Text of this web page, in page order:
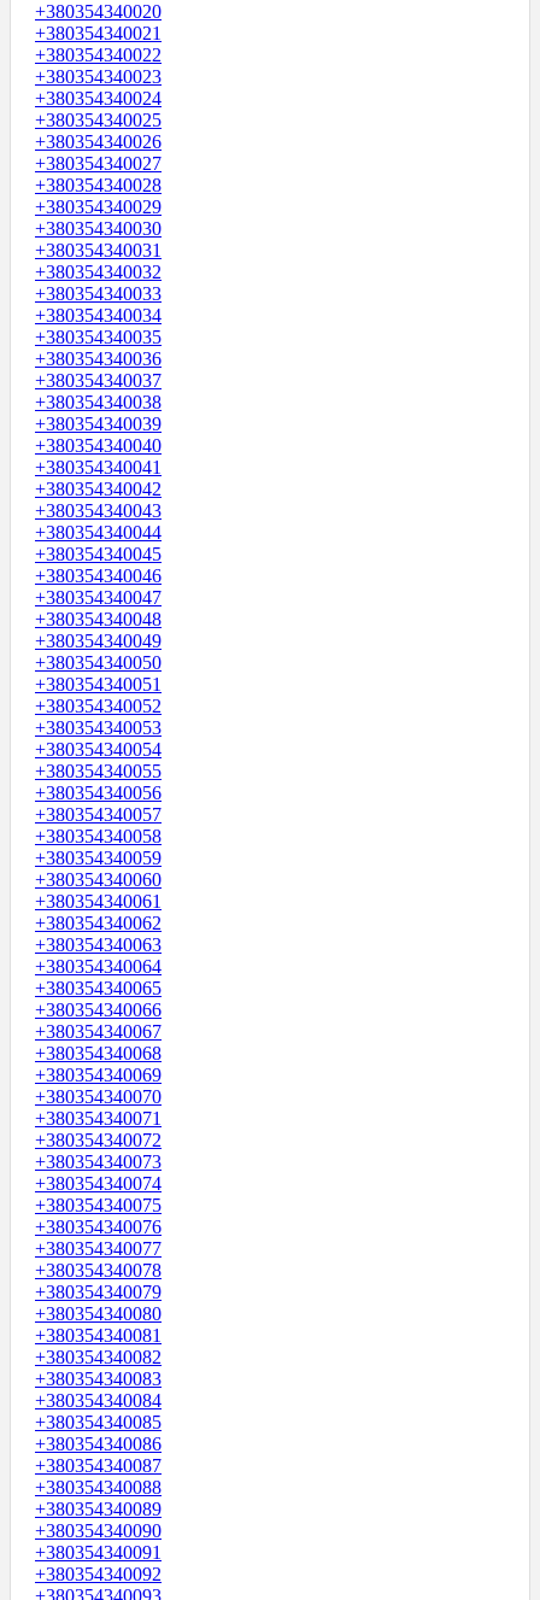
+380354340020
+380354340021
+380354340022
+380354340023
+380354340024
+380354340025
+380354340026
+380354340027
+380354340028
+380354340029
+380354340030
+380354340031
+380354340032
+380354340033
+380354340034
+380354340035
+380354340036
+380354340037
+380354340038
+380354340039
+380354340040
+380354340041
+380354340042
+380354340043
+380354340044
+380354340045
+380354340046
+380354340047
+380354340048
+380354340049
+380354340050
+380354340051
+380354340052
+380354340053
+380354340054
+380354340055
+380354340056
+380354340057
+380354340058
+380354340059
+380354340060
+380354340061
+380354340062
+380354340063
+380354340064
+380354340065
+380354340066
+380354340067
+380354340068
+380354340069
+380354340070
+380354340071
+380354340072
+380354340073
+380354340074
+380354340075
+380354340076
+380354340077
+380354340078
+380354340079
+380354340080
+380354340081
+380354340082
+380354340083
+380354340084
+380354340085
+380354340086
+380354340087
+380354340088
+380354340089
+380354340090
+380354340091
+380354340092
+380354340093